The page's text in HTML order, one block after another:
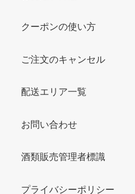
クーポンの使い方
ご注文のキャンセル
配送エリア一覧
お問い合わせ
酒類販売管理者標識
プライバシーポリシー